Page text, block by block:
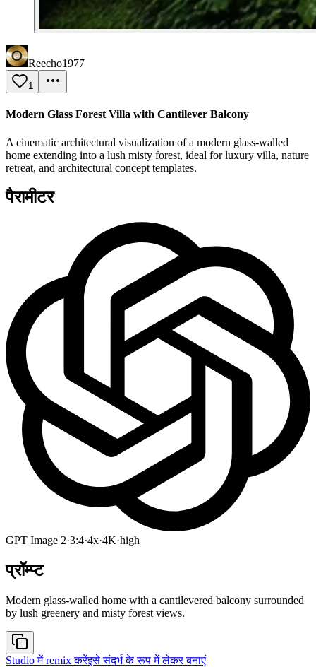
Reecho1977
1
Modern Glass Forest Villa with Cantilever Balcony
A cinematic architectural visualization of a modern glass-walled
home extending into a lush misty forest, ideal for luxury villa, nature
retreat, and architectural concept templates.
पैरामीटर
GPT Image 2·3:4·4x·4K·high
प्रॉम्प्ट
Modern glass-walled home with a cantilevered balcony surrounded
by lush greenery and misty forest views.
Studio में remix करेंइसे संदर्भ के रूप में लेकर बनाएं